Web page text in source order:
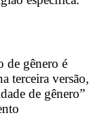
de gênero é
terceira versão,
de gênero”